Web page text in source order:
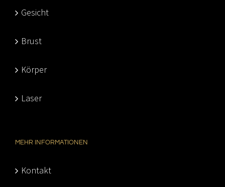
Gesicht
Brust
Körper
Laser
MEHR INFORMATIONEN
Kontakt